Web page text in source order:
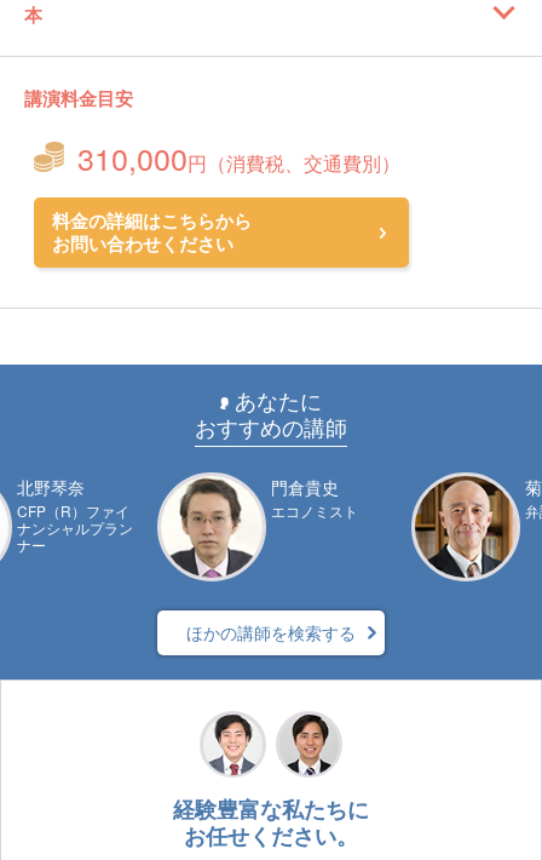
本
講演料金目安
310,000円（消費税、交通費別）
料金の詳細はこちらから
お問い合わせください
あなたに
おすすめの講師
北野琴奈
CFP（R）ファイ
ナンシャルプラン
ナー
門倉貴史
エコノミスト
ほかの講師を検索する
経験豊富な私たちに
お任せください。